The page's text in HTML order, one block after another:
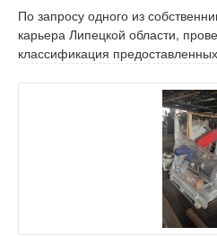
По запросу одного из
карьера Липецкой области,
классификация